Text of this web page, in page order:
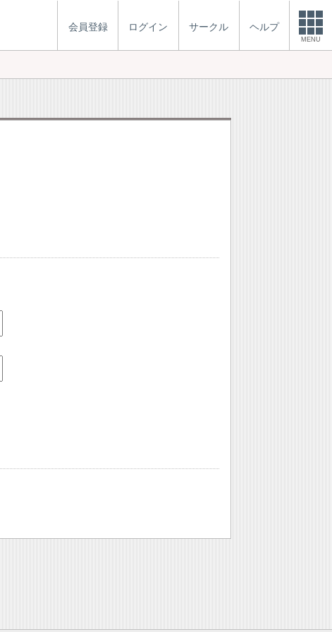
会員登録 ログイン サークル ヘルプ
MENU